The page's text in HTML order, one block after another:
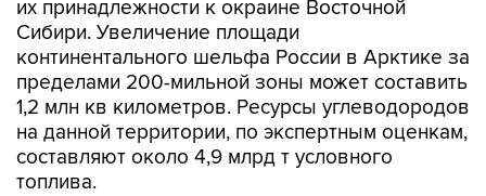
их принадлежности к окраине Восточной
Сибири. Увеличение площади
континентального шельфа России в Арктике за
пределами 200-мильной зоны может составить
1,2 млн кв километров. Ресурсы углеводородов
на данной территории, по экспертным оценкам,
составляют около 4,9 млрд т условного
топлива.